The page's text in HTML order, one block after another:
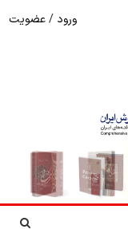
ورود /عضویت